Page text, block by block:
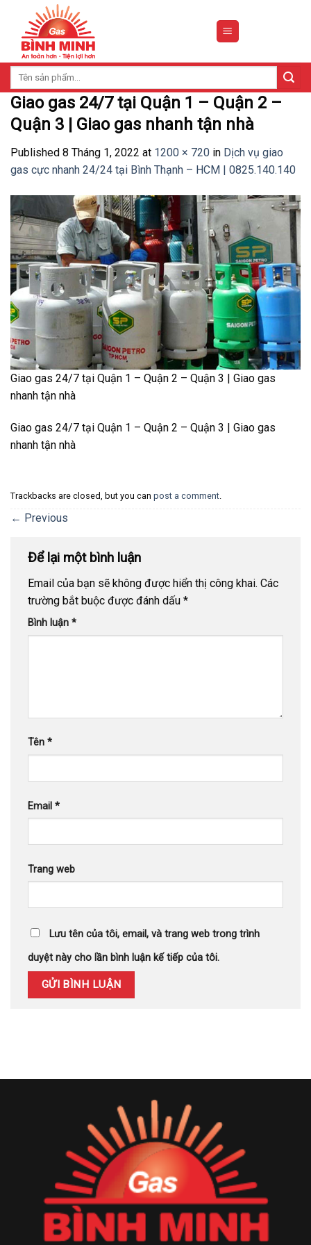
content
Giao gas 24/7 tại Quận 1 – Quận 2 –
Quận 3 | Giao gas nhanh tận nhà
Published 8 Tháng 1, 2022 at 1200 × 720 in Dịch vụ giao
gas cực nhanh 24/24 tại Bình Thạnh – HCM | 0825.140.140
Giao gas 24/7 tại Quận 1 – Quận 2 – Quận 3 | Giao gas
nhanh tận nhà
Giao gas 24/7 tại Quận 1 – Quận 2 – Quận 3 | Giao gas
nhanh tận nhà
Trackbacks are closed, but you can post a comment
← Previous
Để lại một bình luận
Email của bạn sẽ không được hiển thị công khai. Các
trường bắt buộc được đánh dấu *
Bình luận *
Tên *
Email *
Trang web
Lưu tên của tôi, email, và trang web trong trình
duyệt này cho lần bình luận kế tiếp của tôi.